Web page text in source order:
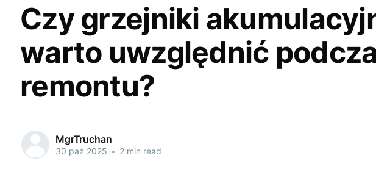
Czy grzejniki
warto uwzględnić
remontu?
MgrTruchan
30 paź 2025 • 2 min read